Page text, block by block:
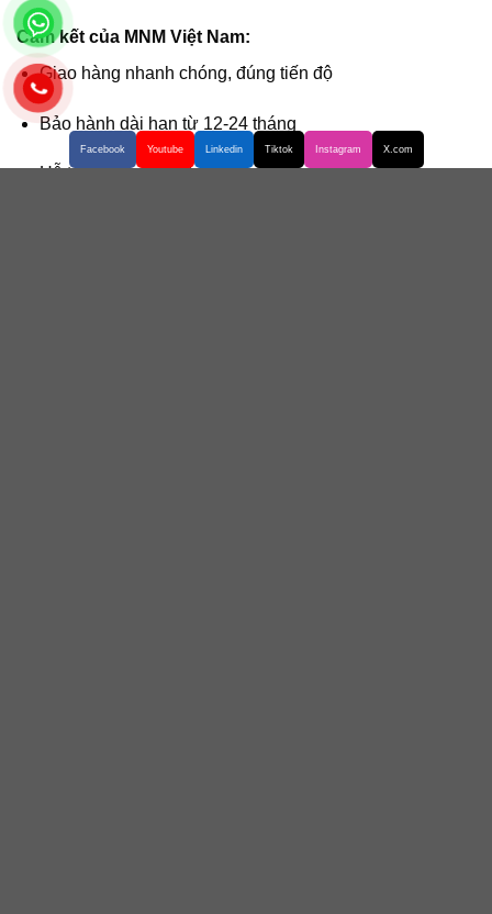
Cam kết của MNM Việt Nam:
Giao hàng nhanh chóng, đúng tiến độ
Bảo hành dài hạn từ 12-24 tháng
Hỗ trợ kỹ thuật 24/7
Facebook Youtube Linkedin Tiktok Instagram X.com